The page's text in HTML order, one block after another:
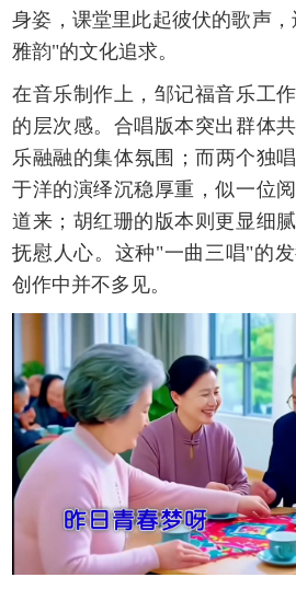
身姿，课堂里此起彼伏的歌声
雅韵"的文化追求。
在音乐制作上，邹记福音乐工
的层次感。合唱版本突出群体
乐融融的集体氛围；而两个独
于洋的演绎沉稳厚重，似一位
道来；胡红珊的版本则更显细
抚慰人心。这种"一曲三唱"的
创作中并不多见。